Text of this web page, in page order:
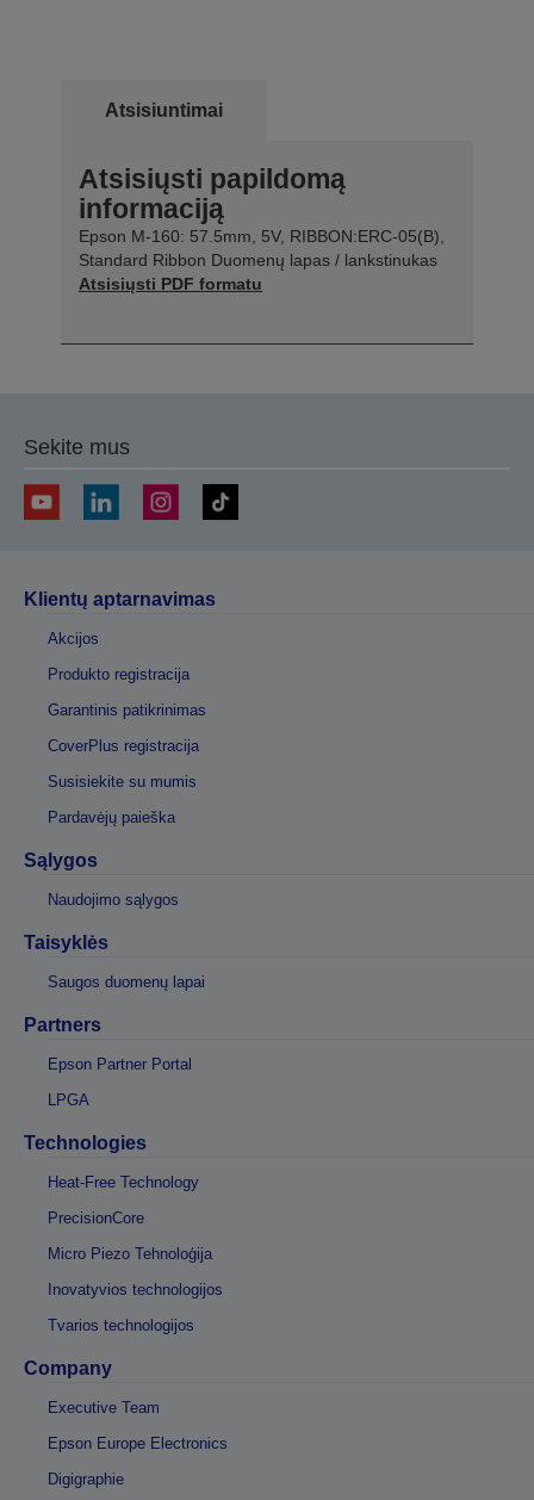
Atsisiuntimai
Atsisiųsti papildomą
informaciją
Epson M-160: 57.5mm, 5V, RIBBON:ERC-05(B),
Standard Ribbon Duomenų lapas / lankstinukas
Atsisiųsti PDF formatu
Sekite mus
Klientų aptarnavimas
Akcijos
Produkto registracija
Garantinis patikrinimas
CoverPlus registracija
Susisiekite su mumis
Pardavėjų paieška
Sąlygos
Naudojimo sąlygos
Taisyklės
Saugos duomenų lapai
Partners
Epson Partner Portal
LPGA
Technologies
Heat-Free Technology
PrecisionCore
Micro Piezo Tehnoloģija
Inovatyvios technologijos
Tvarios technologijos
Company
Executive Team
Epson Europe Electronics
Digigraphie